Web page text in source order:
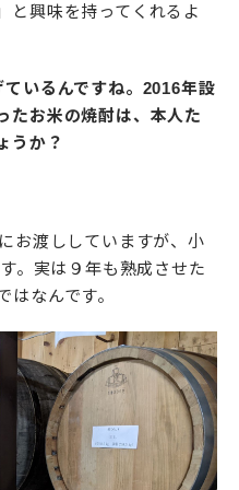
と興味を持ってくれるよ
いるんですね。2016年設
たお米の焼酎は、本人た
うか？
お渡ししていますが、小
。実は９年も熟成させた
はなんです。